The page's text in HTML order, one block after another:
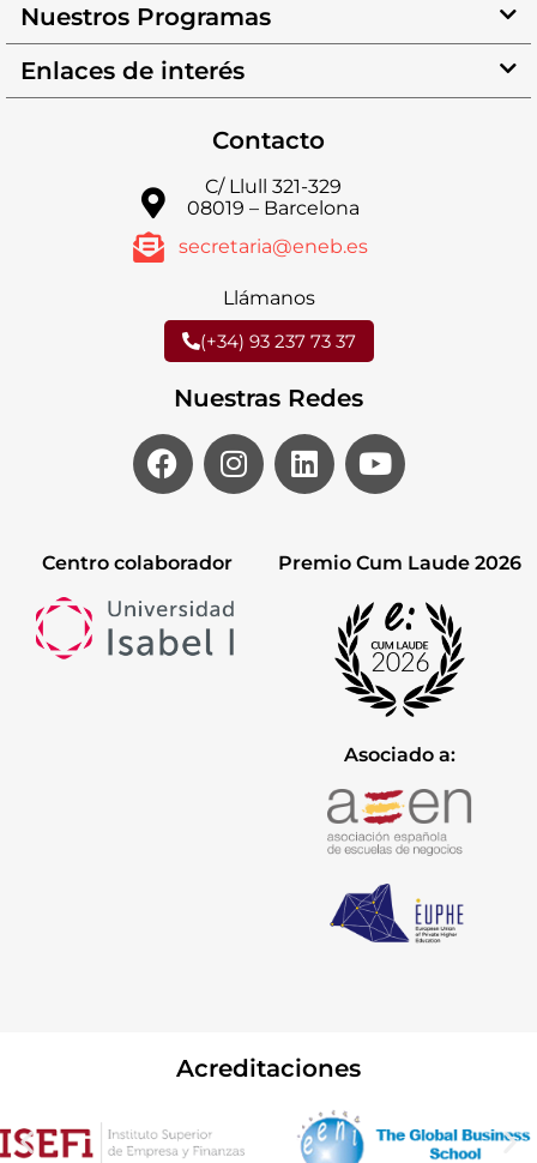
Nuestros Programas
Enlaces de interés
Contacto
C/ Llull 321-329
08019 – Barcelona
secretaria@eneb.es
Llámanos
(+34) 93 237 73 37
Nuestras Redes
Centro colaborador Premio Cum Laude 2026
Asociado a:
Acreditaciones